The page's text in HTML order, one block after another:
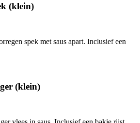
(klein)
spek met saus apart. Inclusief een
(klein)